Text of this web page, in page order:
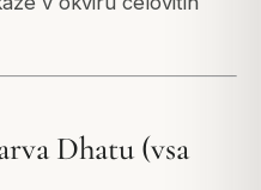
Dhatu (vsa